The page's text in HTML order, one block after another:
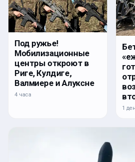
Под ружье!
Мобилизационные
центры откроют в
Риге, Кулдиге,
Валмиере и Алуксне
4 часа
1